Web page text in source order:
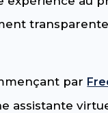
par
assistante